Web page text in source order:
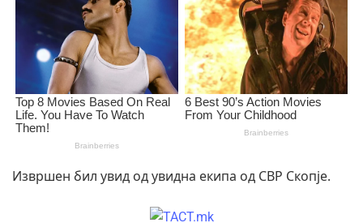
Извршен бил увид од увидна екипа од СВР Скопје.